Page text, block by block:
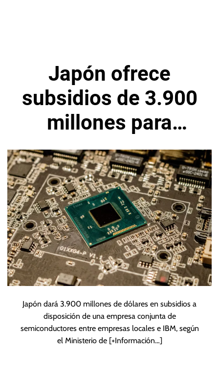
Japón ofrece
subsidios de 3.900
millones para
proyecto de
semiconductores
Japón dará 3.900 millones de dólares en subsidios a
disposición de una empresa conjunta de
semiconductores entre empresas locales e IBM, según
el Ministerio de [+Información…]